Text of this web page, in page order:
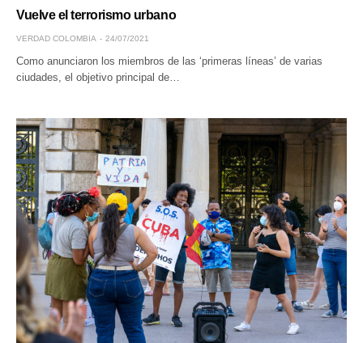
Vuelve el terrorismo urbano
VERDAD COLOMBIA 24/07/2021
Como anunciaron los miembros de las ‘primeras líneas’ de varias
ciudades, el objetivo principal de…